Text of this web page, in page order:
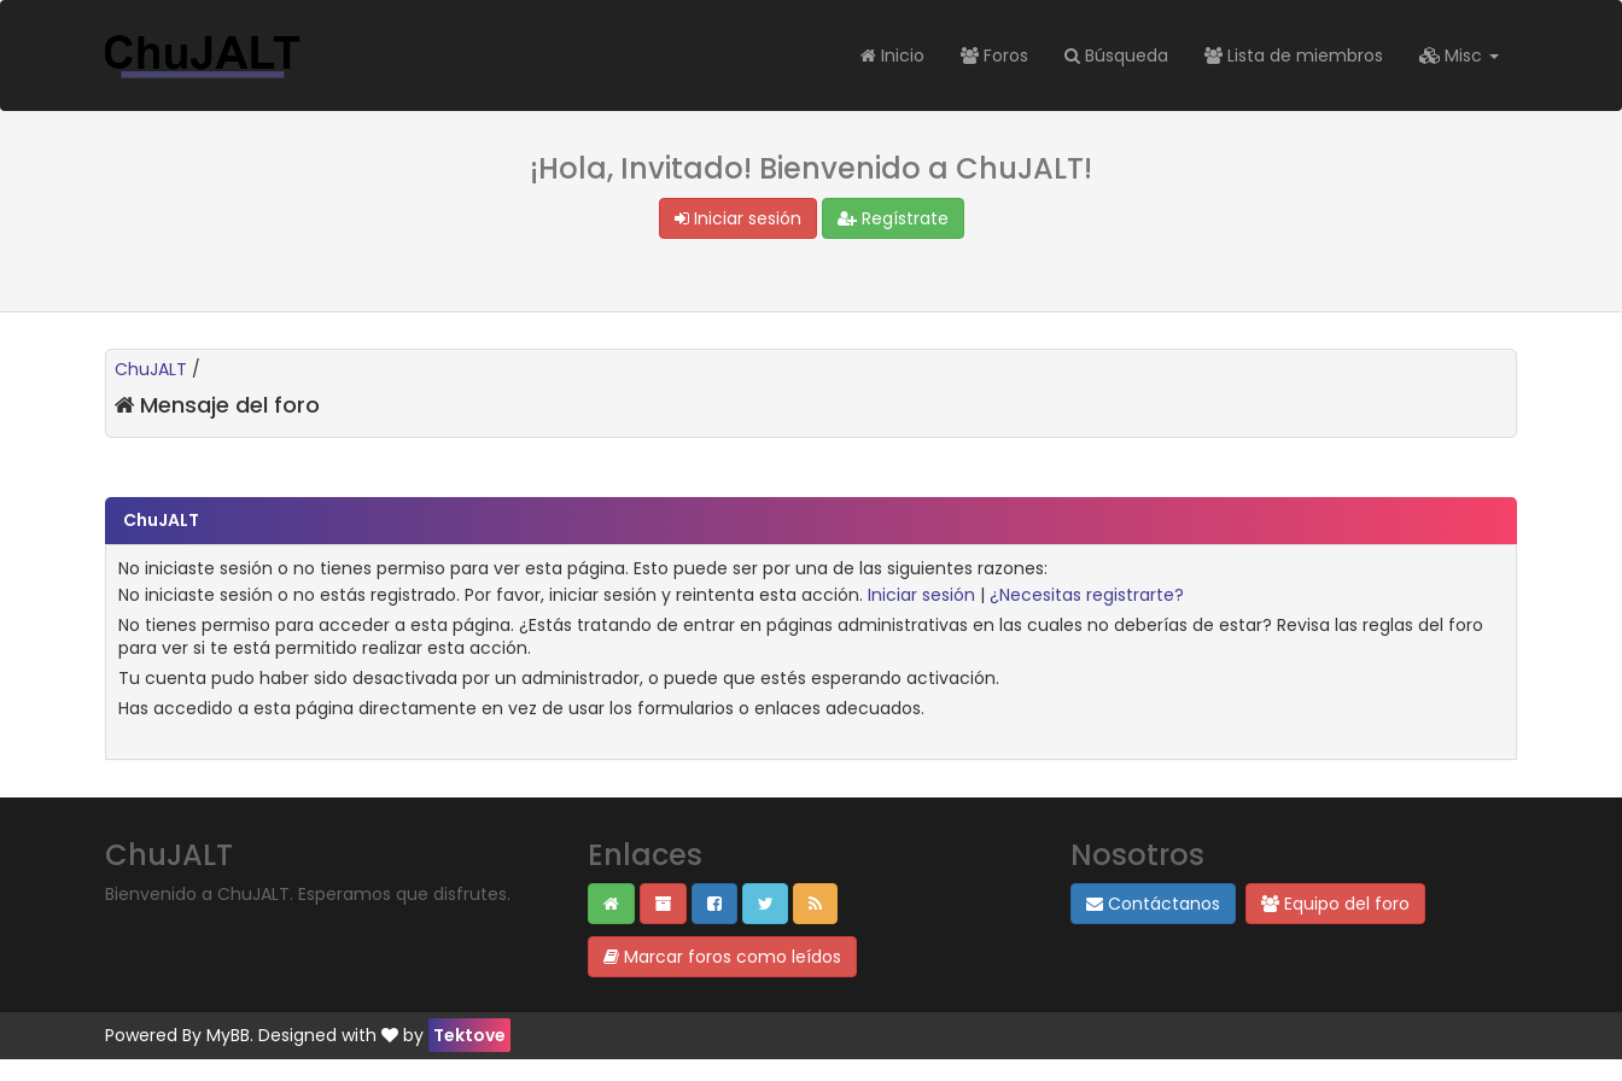
Inicio Foros Búsqueda Lista de miembros Misc
¡Hola, Invitado! Bienvenido a ChuJALT!
Iniciar sesión Regístrate
ChuJALT /
Mensaje del foro
ChuJALT
No iniciaste sesión o no tienes permiso para ver esta página. Esto puede ser por una de las siguientes razones:
No iniciaste sesión o no estás registrado. Por favor, iniciar sesión y reintenta esta acción. Iniciar sesión | ¿Necesitas registrarte?
No tienes permiso para acceder a esta página. ¿Estás tratando de entrar en páginas administrativas en las cuales no deberías de estar? Revisa las reglas del foro
para ver si te está permitido realizar esta acción.
Tu cuenta pudo haber sido desactivada por un administrador, o puede que estés esperando activación.
Has accedido a esta página directamente en vez de usar los formularios o enlaces adecuados.
ChuJALT
Bienvenido a ChuJALT. Esperamos que disfrutes.
Enlaces
Marcar foros como leídos
Nosotros
Contáctanos Equipo del foro
Powered By MyBB. Designed with by Tektove